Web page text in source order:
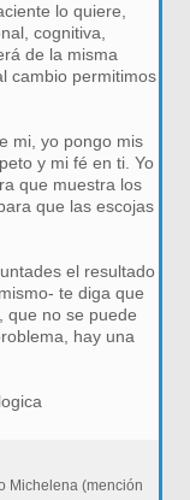
lo quiere,
cognitiva,
de la misma
cambio permitimos
mi, yo pongo mis
y mi fé en ti. Yo
que muestra los
que las escojas
el resultado
te diga que
que no se puede
hay una
Michelena (mención